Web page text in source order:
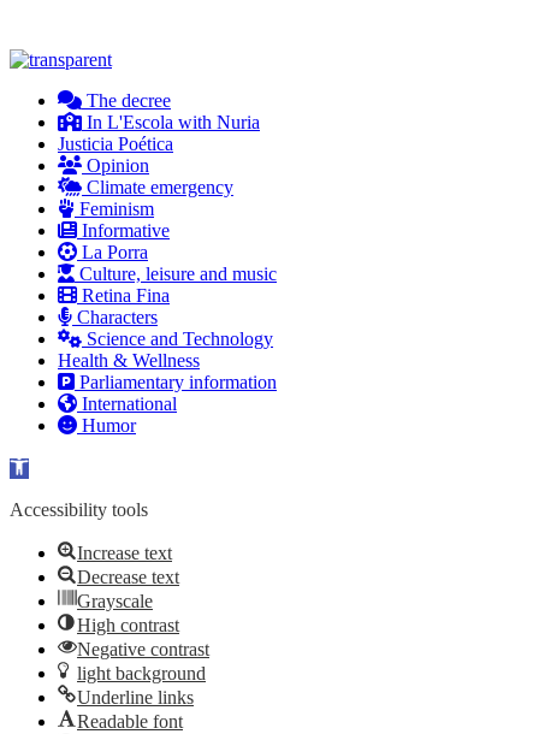
The decree
In L'Escola with Nuria
Justicia Poética
Opinion
Climate emergency
Feminism
Informative
La Porra
Culture, leisure and music
Retina Fina
Characters
Science and Technology
Health & Wellness
Parliamentary information
International
Humor
Open toolbar
Accessibility tools
Increase text
Decrease text
Grayscale
High contrast
Negative contrast
light background
Underline links
Readable font